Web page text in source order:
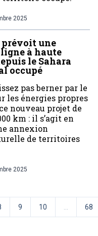
2025
prévoit une
à haute
le Sahara
occupé
pas berner par le
les énergies propres
nouveau projet de
km : il s’agit en
annexion
de territoires
2025
9 10 68